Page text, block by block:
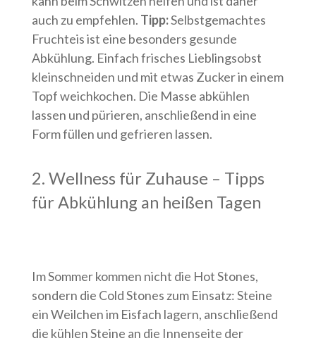
auch zu empfehlen. Tipp:Selbstgemachtes
Fruchteis ist eine besonders gesunde
Abkühlung. Einfach frisches Lieblingsobst
kleinschneiden und mit etwas Zucker in einem
Topf weichkochen. Die Masse abkühlen
lassen und pürieren, anschließend in eine
Form füllen und gefrieren lassen.
2. Wellness für Zuhause – Tipps
für Abkühlung an heißen Tagen
Im Sommer kommen nicht die Hot Stones,
sondern die Cold Stones zum Einsatz: Steine
ein Weilchen im Eisfach lagern, anschließend
die kühlen Steine an die Innenseite der